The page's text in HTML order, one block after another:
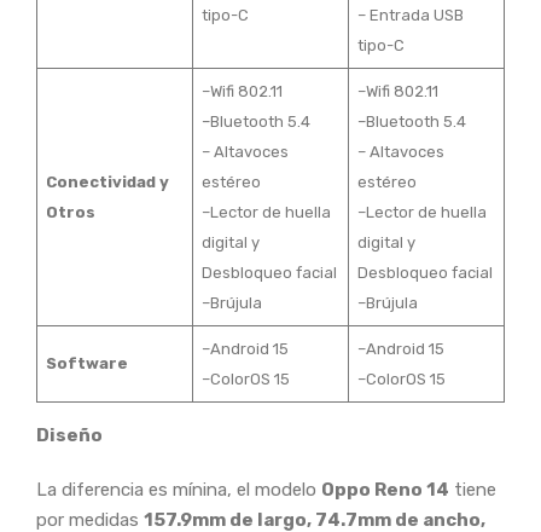
tipo-C
– Entrada USB
tipo-C
Conectividad y
Otros
–Wifi 802.11
–Bluetooth 5.4
– Altavoces
estéreo
–Lector de huella
digital y
Desbloqueo facial
–Brújula
–Wifi 802.11
–Bluetooth 5.4
– Altavoces
estéreo
–Lector de huella
digital y
Desbloqueo facial
–Brújula
Software
–Android 15
–ColorOS 15
–Android 15
–ColorOS 15
Diseño
La diferencia es mínina, el modelo Oppo Reno 14 tiene
por medidas 157.9mm de largo, 74.7mm de ancho,